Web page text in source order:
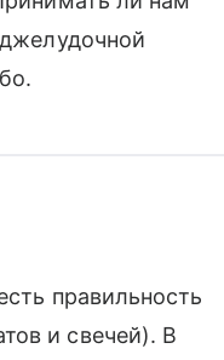
правильность
и свечей). В